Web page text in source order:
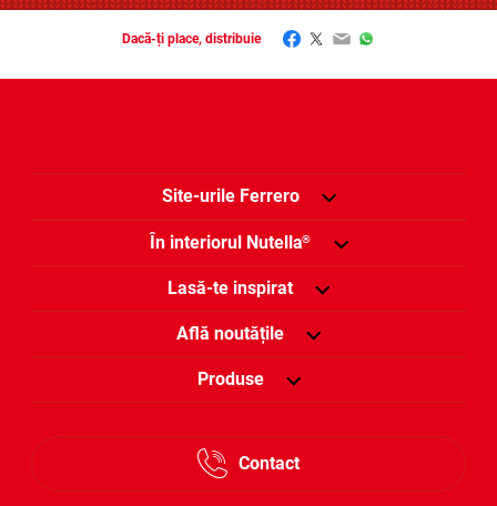
Dacă-ți place, distribuie Facebook
Twitter
EmailWhatsApp
Site-urile Ferrero
În interiorul Nutella®
Lasă-te inspirat
Află noutățile
Produse
Contact